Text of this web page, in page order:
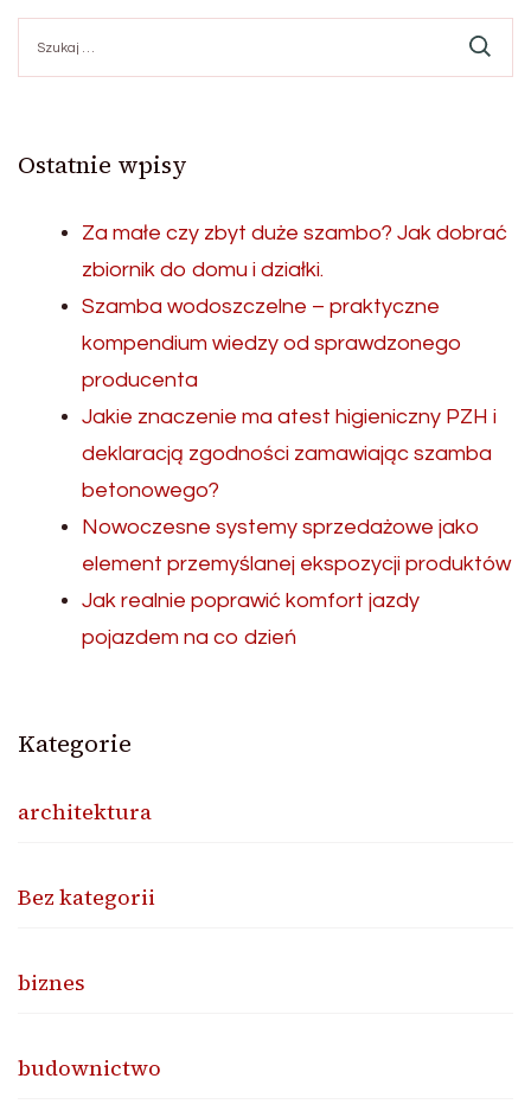
Ostatnie wpisy
Za małe czy zbyt duże szambo? Jak dobrać
zbiornik do domu i działki.
Szamba wodoszczelne – praktyczne
kompendium wiedzy od sprawdzonego
producenta
Jakie znaczenie ma atest higieniczny PZH i
deklaracją zgodności zamawiając szamba
betonowego?
Nowoczesne systemy sprzedażowe jako
element przemyślanej ekspozycji produktów
Jak realnie poprawić komfort jazdy
pojazdem na co dzień
Kategorie
architektura
Bez kategorii
biznes
budownictwo